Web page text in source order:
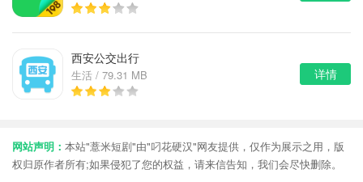
西安公交出行
生活 / 79.31 MB 详情
网站声明： 本站"薏米短剧"由"叼花硬汉"网友提供，仅作为展示之用，版
权归原作者所有;如果侵犯了您的权益，请来信告知，我们会尽快删除。